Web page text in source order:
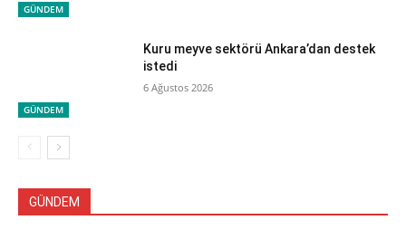
GÜNDEM
GÜNDEM
Kuru meyve sektörü Ankara’dan destek
istedi
6 Ağustos 2026
GÜNDEM